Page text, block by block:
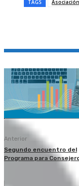
TAGS
Anterior
Segundo encuentro del
Programa para